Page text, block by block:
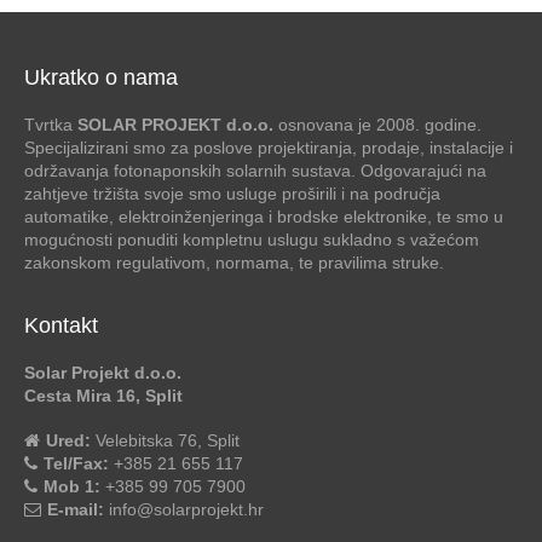
Ukratko o nama
Tvrtka SOLAR PROJEKT d.o.o. osnovana je 2008. godine.
Specijalizirani smo za poslove projektiranja, prodaje, instalacije i
održavanja fotonaponskih solarnih sustava. Odgovarajući na
zahtjeve tržišta svoje smo usluge proširili i na područja
automatike, elektroinženjeringa i brodske elektronike, te smo u
mogućnosti ponuditi kompletnu uslugu sukladno s važećom
zakonskom regulativom, normama, te pravilima struke.
Kontakt
Solar Projekt d.o.o.
Cesta Mira 16, Split
Ured: Velebitska 76, Split
Tel/Fax: +385 21 655 117
Mob 1: +385 99 705 7900
E-mail: info@solarprojekt.hr